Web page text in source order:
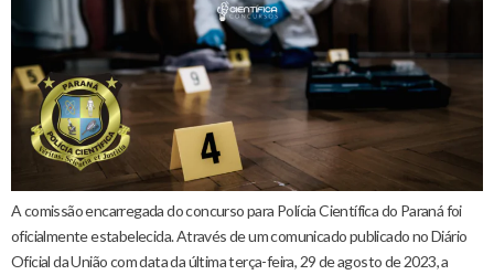
A comissão encarregada do concurso para Polícia Científica do Paraná foi
oficialmente estabelecida. Através de um comunicado publicado no Diário
Oficial da União com data da última terça-feira, 29 de agosto de 2023, a